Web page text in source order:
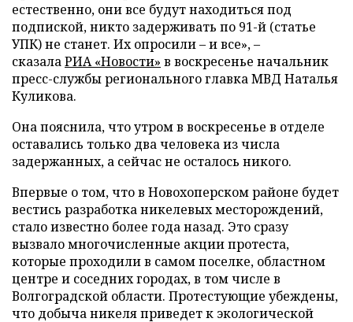
естественно, они все будут находиться под
подпиской, никто задерживать по 91-й (статье
УПК) не станет. Их опросили – и все», –
сказалаРИА «Новости» в воскресенье начальник
пресс-службы регионального главка МВД Наталья
Куликова.
Она пояснила, что утром в воскресенье в отделе
оставались только два человека из числа
задержанных, а сейчас не осталось никого.
Впервые о том, что в Новохоперском районе будет
вестись разработка никелевых месторождений,
стало известно более года назад. Это сразу
вызвало многочисленные акции протеста,
которые проходили в самом поселке, областном
центре и соседних городах, в том числе в
Волгоградской области. Протестующие убеждены,
что добыча никеля приведет к экологической